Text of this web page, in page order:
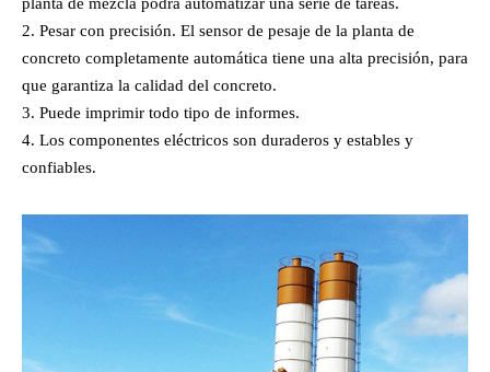
Pesar con precisión. El sensor de pesaje de la planta de
concreto completamente automática tiene una alta precisión, para
que garantiza la calidad del concreto.
Puede imprimir todo tipo de informes.
Los componentes eléctricos son duraderos y estables y
confiables.